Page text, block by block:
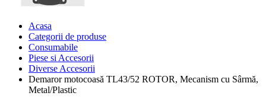
Acasa
Categorii de produse
Consumabile
Piese si Accesorii
Diverse Accesorii
Demaror motocoasă TL43/52 ROTOR, Mecanism cu Sârmă,
Metal/Plastic